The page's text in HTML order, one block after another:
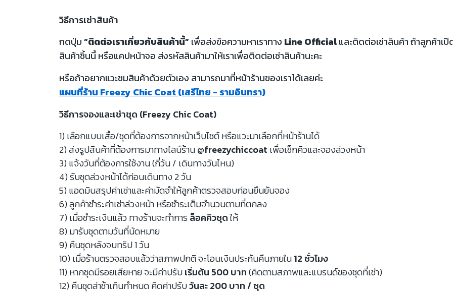
วิธีการเช่าสินค้า
กดปุ่ม“ติดต่อเราเกี่ยวกับสินค้านี้”เพื่อส่งข้อความหาเราทาง Line Officialและติดต่อเช่าสินค้า ถ้าลูกค้าเ
สินค้าชิ้นนี้ หรือแคปหน้าจอ ส่งรหัสสินค้ามาให้เราเพื่อติดต่อเช่าสินค้านะคะ
หรือถ้าอยากแวะชมสินค้าด้วยตัวเอง สามารถมาที่หน้าร้านของเราได้เลยค่ะ
แผนที่ร้าน Freezy Chic Coat (เสรีไทย - รามอินทรา)
วิธีการจองและเช่าชุด (Freezy Chic Coat)
1) เลือกแบบเสื้อ/ชุดที่ต้องการจากหน้าเว็บไซต์ หรือแวะมาเลือกที่หน้าร้านได้
2) ส่งรูปสินค้าที่ต้องการมาทางไลน์ร้าน@freezychiccoat เพื่อเช็กคิวและจองล่วงหน้า
3) แจ้งวันที่ต้องการใช้งาน (กี่วัน / เดินทางวันไหน)
4) รับชุดล่วงหน้าได้ก่อนเดินทาง 2 วัน
5) แอดมินสรุปค่าเช่าและค่ามัดจำให้ลูกค้าตรวจสอบก่อนยืนยันจอง
6) ลูกค้าชำระค่าเช่าล่วงหน้า หรือชำระเต็มจำนวนตามที่ตกลง
7) เมื่อชำระเงินแล้ว ทางร้านจะทำการล็อคคิวชุดให้
8) มารับชุดตามวันที่นัดหมาย
9) คืนชุดหลังจบทริป 1 วัน
10) เมื่อร้านตรวจสอบแล้วว่าสภาพปกติ จะโอนเงินประกันคืนภายใน12 ชั่วโมง
11) หากชุดมีรอยเสียหาย จะมีค่าปรับเริ่มต้น 500 บาท(คิดตามสภาพและแบรนด์ของชุดที่เช่า)
12) คืนชุดล่าช้าเกินกำหนด คิดค่าปรับวันละ 200 บาท / ชุด